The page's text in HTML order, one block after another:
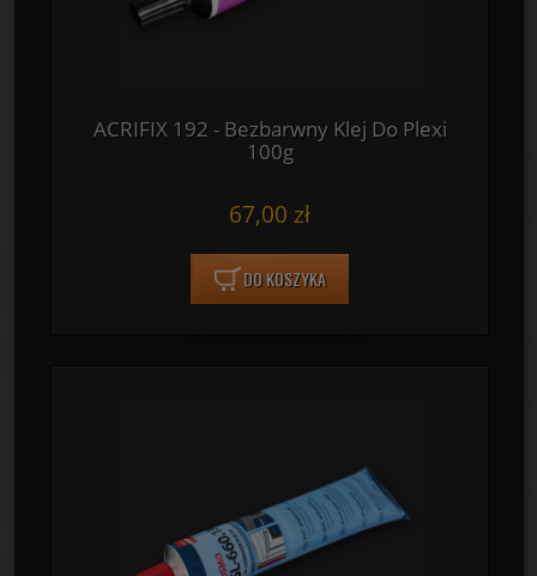
ACRIFIX 192 - Bezbarwny Klej Do Plexi
100g
67,00 zł
DO KOSZYKA